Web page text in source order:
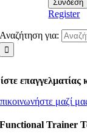
Register
Αναζήτηση για:
επαγγελματίας
μαζί
Functional Trainer